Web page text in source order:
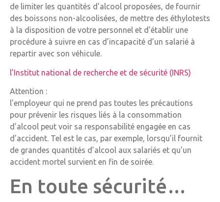
de limiter les quantités d’alcool proposées, de fournir
des boissons non-alcoolisées, de mettre des éthylotests
à la disposition de votre personnel et d’établir une
procédure à suivre en cas d’incapacité d’un salarié à
repartir avec son véhicule.
l’Institut national de recherche et de sécurité (INRS)
Attention :
l’employeur qui ne prend pas toutes les précautions
pour prévenir les risques liés à la consommation
d’alcool peut voir sa responsabilité engagée en cas
d’accident. Tel est le cas, par exemple, lorsqu’il fournit
de grandes quantités d’alcool aux salariés et qu’un
accident mortel survient en fin de soirée.
En toute sécurité…